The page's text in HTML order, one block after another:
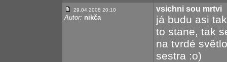
29.04.2008 20:10
Autor: nikča
vsichni sou mrtvi
já budu asi
to stane, tak
na tvrdé
sestra :o)